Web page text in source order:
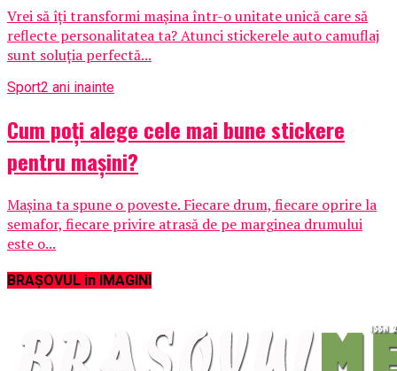
Vrei să îți transformi mașina într-o unitate unică care să
reflecte personalitatea ta? Atunci stickerele auto camuflaj
sunt soluția perfectă...
Sport2 ani inainte
Cum poți alege cele mai bune stickere
pentru mașini?
Mașina ta spune o poveste. Fiecare drum, fiecare oprire la
semafor, fiecare privire atrasă de pe marginea drumului
este o...
BRAȘOVUL in IMAGINI